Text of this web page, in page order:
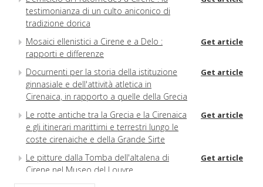
testimonianza di un culto aniconico di
tradizione dorica
Mosaici ellenistici a Cirene e a Delo :
rapporti e differenze
Get article
Docurnenti per la storia della istituzione
ginnasiale e dell'attività atletica in
Cirenaica, in rapporto a quelle della Grecia
Get article
Le rotte antiche tra la Grecia e la Cirenaica
e gli itinerari marittimi e terrestri lungo le
coste cirenaiche e della Grande Sirte
Get article
Le pitture dalla Tomba dell'altalena di
Cirene nel Museo del Louvre
Get article